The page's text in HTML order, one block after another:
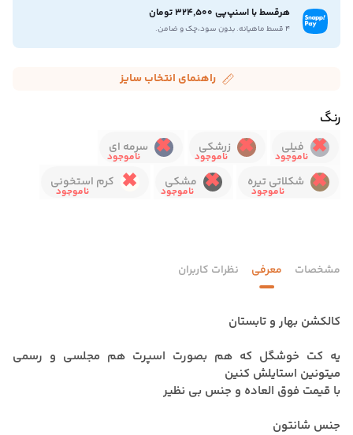
هرقسط با اسنپ‌پی 324,500 تومان
۴ قسط ماهیانه. بدون سود،چک و ضامن.
راهنمای انتخاب سایز
رنگ
فیلی زرشکی
سرمه ای
شکلاتی تیره
مشکی کرم استخونی
مشخصات معرفی نظرات کاربران
کالکشن بهار و تابستان
یه کت خوشگل که هم بصورت اسپرت هم مجلسی و رسمی
میتونین استایلش کنین
با قیمت فوق العاده و جنس بی نظیر
جنس شانتون